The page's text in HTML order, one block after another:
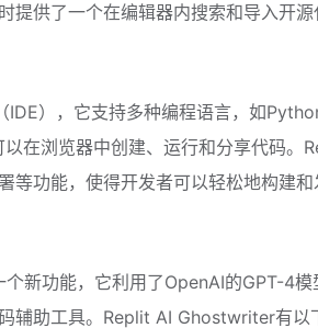
提供了一个在编辑器内搜索和导入开源
），它支持多种编程语言，如Python
在浏览器中创建、运行和分享代码。
等功能，使得开发者可以轻松地构建和
新功能，它利用了OpenAI的GPT-4模
辅助工具。Replit AI Ghostwriter有以